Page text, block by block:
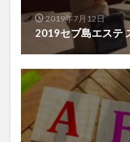
2019年7月12日
2019セブ島エステ